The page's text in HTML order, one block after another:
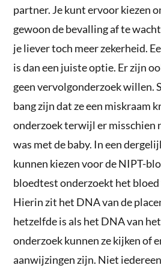
partner. Je kunt ervoor kiezen
gewoon de bevalling af te
je liever toch meer zekerheid.
is dan een juiste optie. Er zijn
geen vervolgonderzoek willen.
bang zijn dat ze een miskraam
onderzoek terwijl er misschien
was met de baby. In een
kunnen kiezen voor de NIPT-
bloedtest onderzoekt het bloed
Hierin zit het DNA van de
hetzelfde is als het DNA van
onderzoek kunnen ze kijken of
aanwijzingen zijn. Niet